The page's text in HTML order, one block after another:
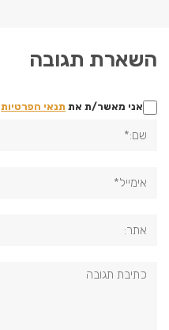
השארת תגובה
אני מאשר/ת את תנאי הפרטיות